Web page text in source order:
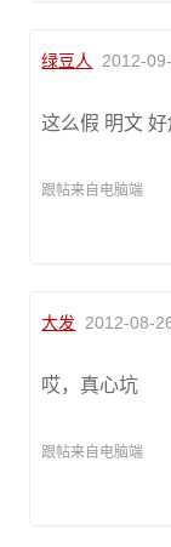
绿豆人 2012-
这么假 明文
跟帖来自电脑端
大发 2012-08-
哎，真心坑
跟帖来自电脑端